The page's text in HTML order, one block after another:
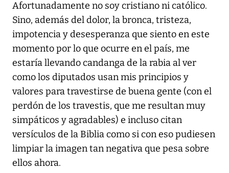
Afortunadamente no soy cristiano ni católico.
Sino, además del dolor, la bronca, tristeza,
impotencia y desesperanza que siento en este
momento por lo que ocurre en el país, me
estaría llevando candanga de la rabia al ver
como los diputados usan mis principios y
valores para travestirse de buena gente (con el
perdón de los travestis, que me resultan muy
simpáticos y agradables) e incluso citan
versículos de la Biblia como si con eso pudiesen
limpiar la imagen tan negativa que pesa sobre
ellos ahora.